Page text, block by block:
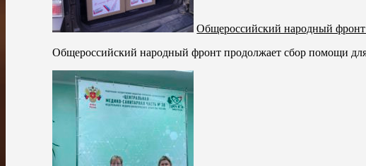
Общероссийский народный
Общероссийский народный фронт продолжает сбор помощи